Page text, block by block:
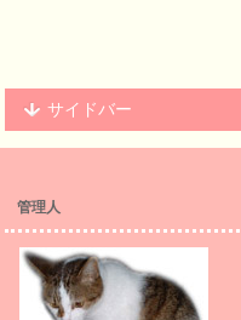
サイドバー
管理人